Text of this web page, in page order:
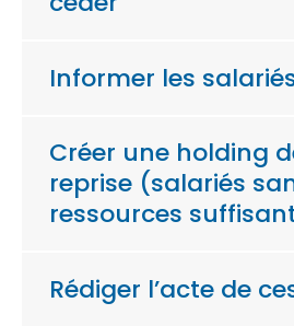
Informer les
Créer une holding
reprise (salariés
ressources
Rédiger l’acte de